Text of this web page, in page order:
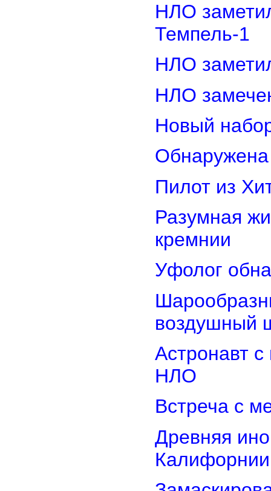
НЛО
Темпель-1
НЛО
НЛО
Новый
Обнаружена
Пилот из
Разумная
кремнии
Уфолог
воздушный
Астронавт
НЛО
Встреча с
Древняя
Калифорнии